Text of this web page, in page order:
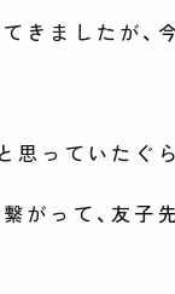
きましたが、
思っていたぐ
がって、友子